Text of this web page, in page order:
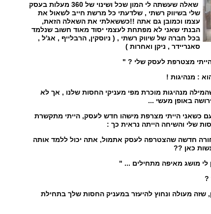
שאלה שעשתה לי המון שכל ושינוי של 360 מעלות בעסק
שלי בשיווק רשתי , שלדעתי כל מרשת חייב לשאול את
עצמו וכמובן גם אתה !!כששאלתי את השאלה הזאת,
הבנתי שאני לא מפתחת לעצמי יסוד מאוד חשוב שנלמד
בכל חברה של שיווק רשתי , ( ניוסקין, הרבלייף , אג'ל ,
סאנריידר , ניקן ואחרות )
מצטרפת לעסק שלי ? "
: מנהיגות !
מנהיגות מוכרת מפי מעניקי החסות שלנו , אך לא
באופן מעשי ...
כשאני הייתי מצרפת מישהו חדש לעסק, הייתי מתקשרת
שלי והשיחה הייתה נראית כך :
חדשה שהצטרפה לעסק אתמול, אתה יכול ללמד אותה
כאן ??
מושג מאיפה מתחילים ... "
?
שזה מעולה ונחוץ להיעזר במעניק החסות שלך בתחילת